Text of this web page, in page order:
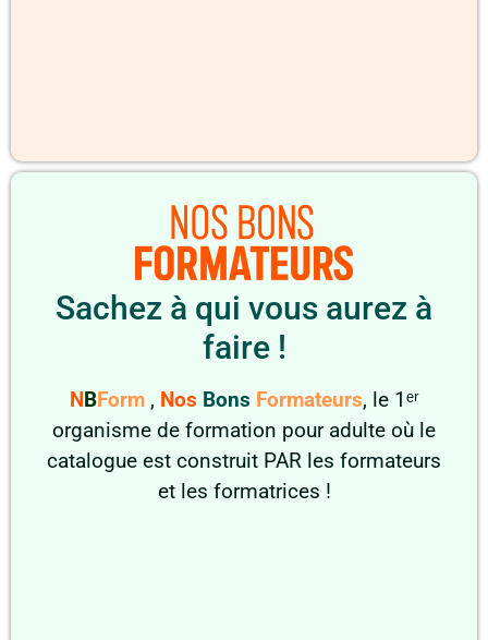
Sachez à qui vous aurez à
faire !
N BForm , Nos Bons Formateurs, le 1ᵉʳ
organisme de formation pour adulte où le
catalogue est construit PAR les formateurs
et les formatrices !